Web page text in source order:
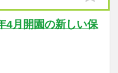
4月開園の新しい保